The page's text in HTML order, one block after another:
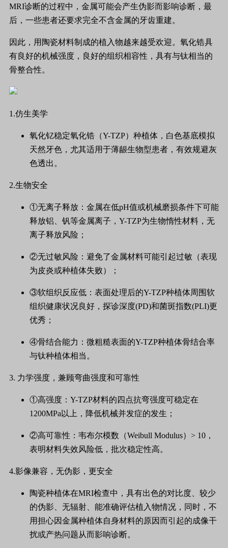
MRI诊断的过程中，金属可能会产生伪影而影响诊断，最
后，一些患者还要求完全不含金属的牙齿重建。
因此，用陶瓷材料制成的植入物越来越受欢迎。氧化锆具
有良好的机械强度，良好的组织相容性，具有与钛相当的
骨整合性。
1.仿生美学
氧化钇稳定氧化锆（Y-TZP）种植体，白色基底模拟
天然牙色，尤其适用于薄龈生物型患者，有效规避灰
色透出。
2.生物安全
①无离子释放：金属在低pH值或机械磨损条件下可能
释放铝、钒等金属离子，Y-TZP为生物惰性材料，无
离子释放风险；
②无过敏风险：避免了金属材料可能引起过敏（表现
为皮炎或种植体失败）；
③软组织反应低：表面处理后的Y-TZP种植体周围软
组织健康状况良好，探诊深度(PD)和菌斑指数(PLI)更
优秀；
④骨结合能力：微粗糙表面的Y-TZP种植体骨结合率
与钛种植体相当。
3. 力学强度，兼顾弯曲强度和可靠性
①高强度：Y-TZP材料的四点抗弯强度可稳定在
1200MPa以上，降低机械并发症的发生；
②高可靠性：韦布尔模数（Weibull Modulus）> 10，
表明材料失效风险低，批次稳定性高。
4.影像兼容，无伪影，更安全
陶瓷种植体在MRI检查中，具有出色的对比度、较少
的伪影、无辐射、能准确评估植入物情况，同时，不
用担心因金属种植体自身材料的原因而引起的成像干
扰或产热问题从而影响诊断。